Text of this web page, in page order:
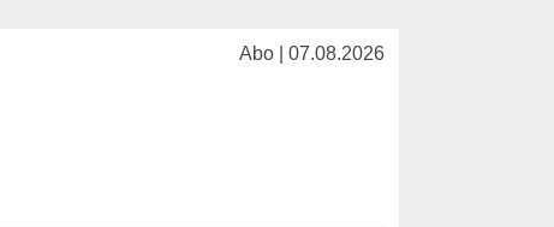
Abo | 07.08.2026